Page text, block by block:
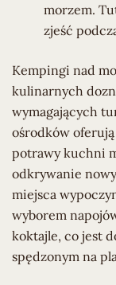
morzem.
zjeść
Kempingi nad
kulinarnych
wymagających
ośrodków oferują
potrawy kuchni
odkrywanie
miejsca
wyborem
koktajle, co jest
spędzonym na